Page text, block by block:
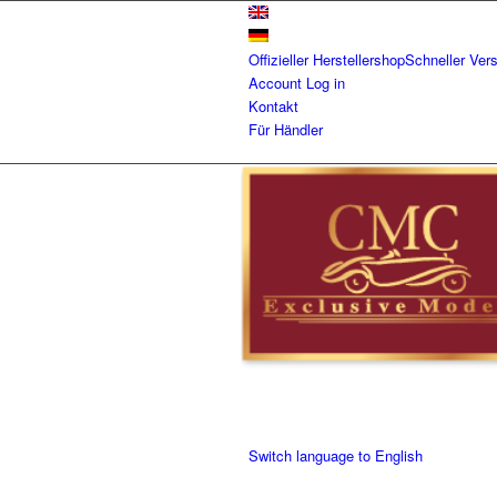
Offizieller HerstellershopSchneller
Account Log in
Kontakt
Für Händler
Switch language to English